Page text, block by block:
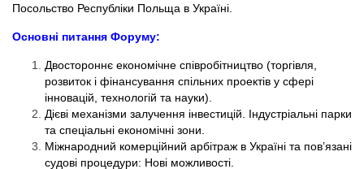
Посольство Республіки Польща в Україні.
Основні питання Форуму:
Двостороннє економічне співробітництво (торгівля,
розвиток і фінансування спільних проектів у сфері
інновацій, технологій та науки).
Дієві механізми залучення інвестицій. Індустріальні парки
та спеціальні економічні зони.
Міжнародний комерційний арбітраж в Україні та пов’язані
судові процедури: Нові можливості.